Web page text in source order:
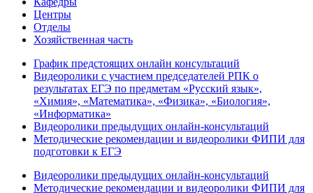
Центры
Отделы
Хозяйственная часть
График предстоящих онлайн консультаций
Видеоролики с участием председателей РПК о
результатах ЕГЭ по предметам «Русский язык»,
«Химия», «Математика», «Физика», «Биология»,
«Информатика»
Видеоролики предыдущих онлайн-консультаций
Методические рекомендации и видеоролики ФИПИ для
подготовки к ЕГЭ
Видеоролики предыдущих онлайн-консультаций
Методические рекомендации и видеоролики ФИПИ для